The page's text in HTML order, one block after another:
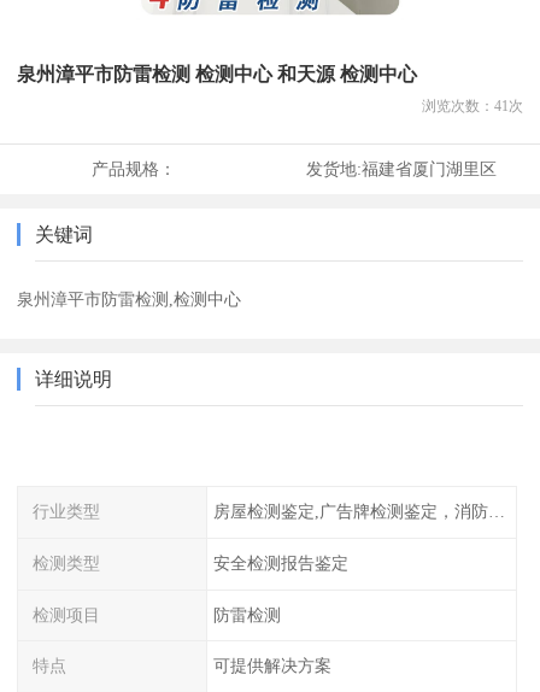
泉州漳平市防雷检测 检测中心 和天源 检测中心
浏览次数： 41次
产品规格： 发货地:福建省厦门湖里区
关键词
泉州漳平市防雷检测,检测中心
详细说明
行业类型 房屋检测鉴定,广告牌检测鉴定，消防检测
检测类型 安全检测报告鉴定
检测项目 防雷检测
特点 可提供解决方案